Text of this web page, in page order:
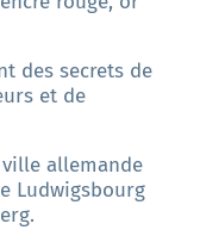
des secrets de
et de
allemande
Ludwigsbourg